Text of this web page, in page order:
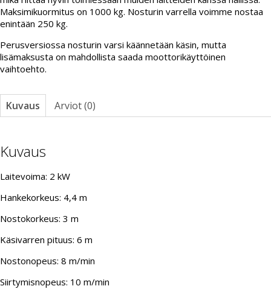
Maksimikuormitus on 1000 kg. Nosturin varrella voimme nostaa
enintään 250 kg.
Perusversiossa nosturin varsi käännetään käsin, mutta
lisämaksusta on mahdollista saada moottorikäyttöinen
vaihtoehto.
Kuvaus Arviot (0)
Kuvaus
Laitevoima: 2 kW
Hankekorkeus: 4,4 m
Nostokorkeus: 3 m
Käsivarren pituus: 6 m
Nostonopeus: 8 m/min
Siirtymisnopeus: 10 m/min